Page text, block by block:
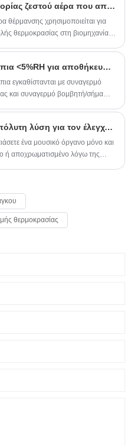
Θέρμανση φούρνος κυκλοφορίας ζεστού αέρα που αποστέλλεται στην Ινδία, για ψήσιμο και σκλήρυνση εξαρτημάτων.
χρησιμοποιείται για
θερμοκρασίας στη βιομηχανία
το εύρος θερμοκρασίας είναι
Ηλεκτρονικά στεγνά ντουλάπια <5%RH για αποθήκευση χαμηλής υγρασίας, εξοπλισμένα με φωτισμό πύργου τριών χρωμάτων, αποστέλλονται στις Ηνωμένες Πολιτείες.
εγκαθίστανται με συναγερμό
και συναγερμό βομβητή/σήμα
Electronic Dry Cabinet: Η απόλυτη λύση για τον έλεγχο της υγρασίας
ένα μουσικό όργανο μόνο και
ή αποχρωματισμένο λόγω της
Αν ναι, δεν είσαι μόνος.
ζήτημα, το ηλεκτρονικό ξηρό
απόλυτη λύση για τον έλεγχο
θερμοκρασίας